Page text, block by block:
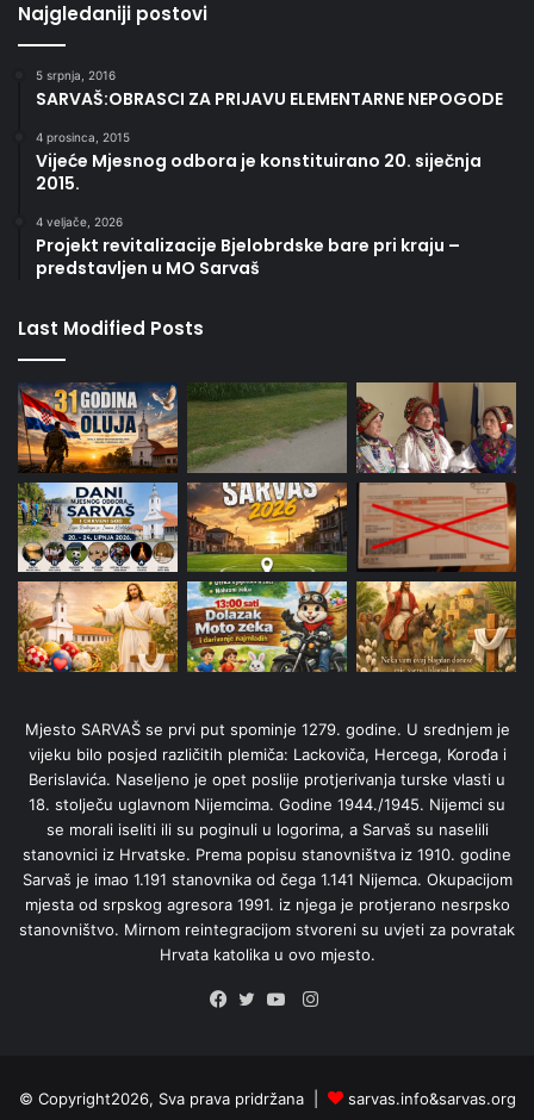
Najgledaniji postovi
5 srpnja, 2016
SARVAŠ:OBRASCI ZA PRIJAVU ELEMENTARNE NEPOGODE
4 prosinca, 2015
Vijeće Mjesnog odbora je konstituirano 20. siječnja
2015.
4 veljače, 2026
Projekt revitalizacije Bjelobrdske bare pri kraju –
predstavljen u MO Sarvaš
Last Modified Posts
Mjesto SARVAŠ se prvi put spominje 1279. godine. U srednjem je
vijeku bilo posjed različitih plemiča: Lackoviča, Hercega, Korođa i
Berislavića. Naseljeno je opet poslije protjerivanja turske vlasti u
18. stolječu uglavnom Nijemcima. Godine 1944./1945. Nijemci su
se morali iseliti ili su poginuli u logorima, a Sarvaš su naselili
stanovnici iz Hrvatske. Prema popisu stanovništva iz 1910. godine
Sarvaš je imao 1.191 stanovnika od čega 1.141 Nijemca. Okupacijom
mjesta od srpskog agresora 1991. iz njega je protjerano nesrpsko
stanovništvo. Mirnom reintegracijom stvoreni su uvjeti za povratak
Hrvata katolika u ovo mjesto.
Instagram
© Copyright2026, Sva prava pridržana | sarvas.info&sarvas.org